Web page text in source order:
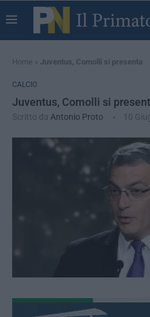
Home » Juventus, Comolli si presenta
CALCIO
Juventus, Comolli si
Scritto da Antonio Proto 10